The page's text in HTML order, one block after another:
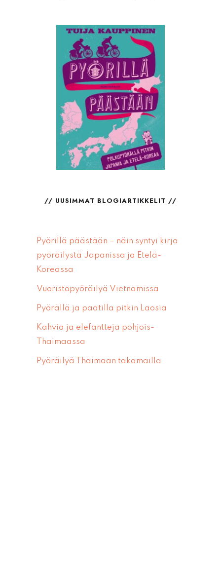
UUSIMMAT BLOGIARTIKKELIT
Pyörillä päästään – näin syntyi kirja
pyöräilystä Japanissa ja Etelä-
Koreassa
Vuoristopyöräilyä Vietnamissa
Pyörällä ja paatilla pitkin Laosia
Kahvia ja elefantteja pohjois-
Thaimaassa
Pyöräilyä Thaimaan takamailla